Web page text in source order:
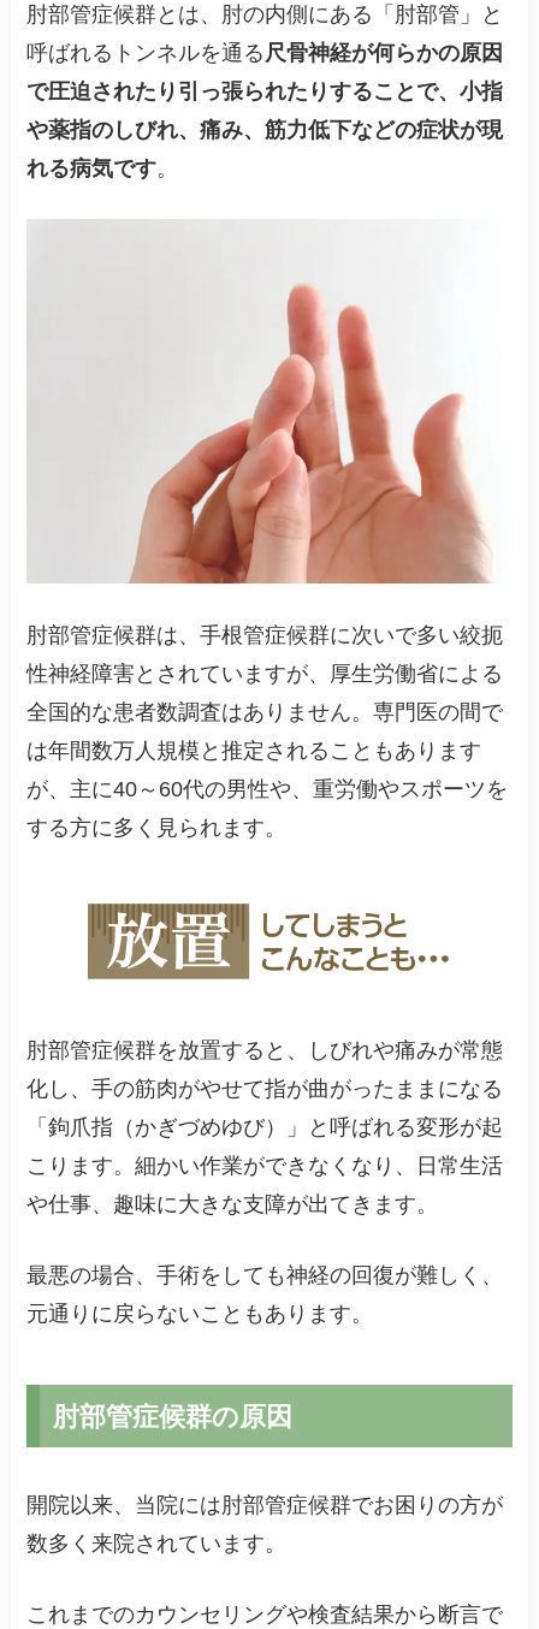
肘部管症候群とは、肘の内側にある「肘部管」と
呼ばれるトンネルを通る 尺骨神経が何らかの原因
で圧迫されたり引っ張られたりすることで、小指
や薬指のしびれ、痛み、筋力低下などの症状が現
れる病気です。
肘部管症候群は、手根管症候群に次いで多い絞扼
性神経障害とされていますが、厚生労働省による
全国的な患者数調査はありません。専門医の間で
は年間数万人規模と推定されることもあります
が、主に40～60代の男性や、重労働やスポーツを
する方に多く見られます。
肘部管症候群を放置すると、しびれや痛みが常態
化し、手の筋肉がやせて指が曲がったままになる
「鉤爪指（かぎづめゆび）」と呼ばれる変形が起
こります。細かい作業ができなくなり、日常生活
や仕事、趣味に大きな支障が出てきます。
最悪の場合、手術をしても神経の回復が難しく、
元通りに戻らないこともあります。
肘部管症候群の原因
開院以来、当院には肘部管症候群でお困りの方が
数多く来院されています。
これまでのカウンセリングや検査結果から断言で